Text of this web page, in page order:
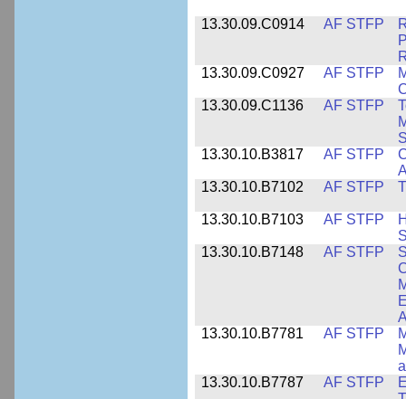
13.30.09.C0914 AF STFP
13.30.09.C0927
AF STFP
13.30.09.C1136
AF STFP
13.30.10.B3817
AF STFP
13.30.10.B7102
AF STFP
13.30.10.B7103 AF STFP
13.30.10.B7148
AF STFP
13.30.10.B7781
AF STFP
13.30.10.B7787
AF STFP